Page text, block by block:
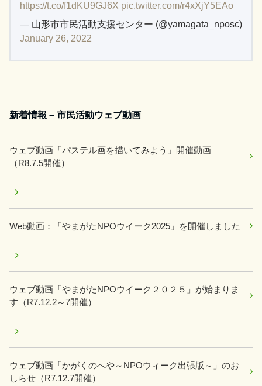
https://t.co/f1dKU9GJ6X pic.twitter.com/r4xXjY5EAo
— 山形市市民活動支援センター (@yamagata_nposc)
January 26, 2022
新着情報 – 市民活動ウェブ動画
ウェブ動画「パステル画を描いてみよう」開催動画
（R8.7.5開催）
Web動画：「やまがたNPOウイーク2025」を開催しました
ウェブ動画「やまがたNPOウイーク２０２５」が始まりま
す（R7.12.2～7開催）
ウェブ動画「かがくのへや～NPOウィーク出張版～」のお
しらせ（R7.12.7開催）